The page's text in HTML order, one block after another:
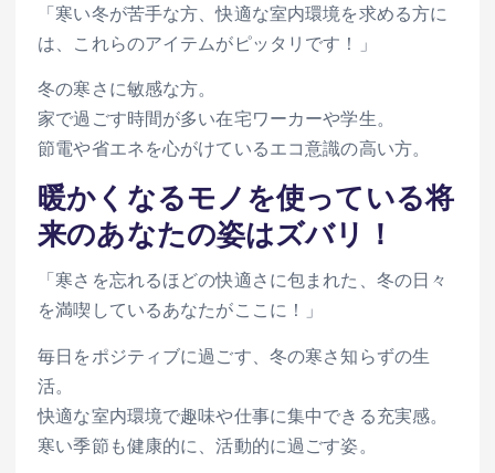
「寒い冬が苦手な方、快適な室内環境を求める方に
は、これらのアイテムがピッタリです！」
冬の寒さに敏感な方。
家で過ごす時間が多い在宅ワーカーや学生。
節電や省エネを心がけているエコ意識の高い方。
暖かくなるモノを使っている将
来のあなたの姿はズバリ！
「寒さを忘れるほどの快適さに包まれた、冬の日々
を満喫しているあなたがここに！」
毎日をポジティブに過ごす、冬の寒さ知らずの生
活。
快適な室内環境で趣味や仕事に集中できる充実感。
寒い季節も健康的に、活動的に過ごす姿。